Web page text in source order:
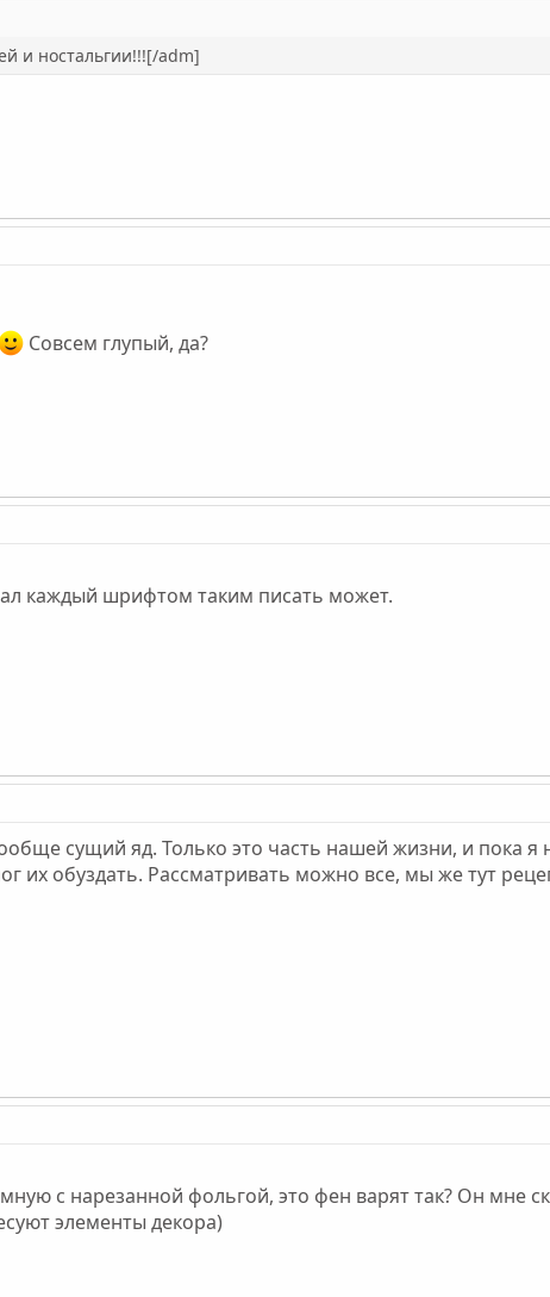
и ностальгии!!![/adm]
Совсем глупый, да?
каждый шрифтом таким писать может.
сущий яд. Только это часть нашей жизни, и пока
их обуздать. Рассматривать можно все, мы же тут
с нарезанной фольгой, это фен варят так? Он мне
элементы декора)